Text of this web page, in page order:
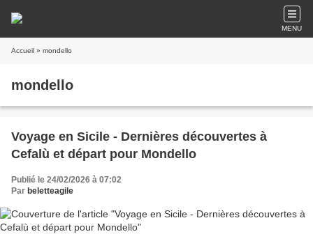
MENU
Accueil » mondello
mondello
Voyage en Sicile - Dernières découvertes à
Cefalù et départ pour Mondello
Publié le 24/02/2026 à 07:02
Par beletteagile